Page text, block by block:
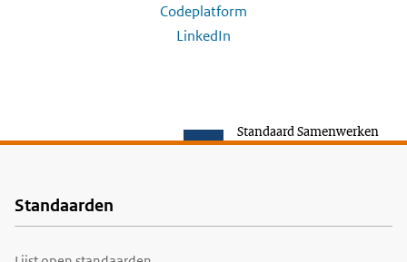
Codeplatform
LinkedIn
Standaard Samenwerken
Voet
Standaarden